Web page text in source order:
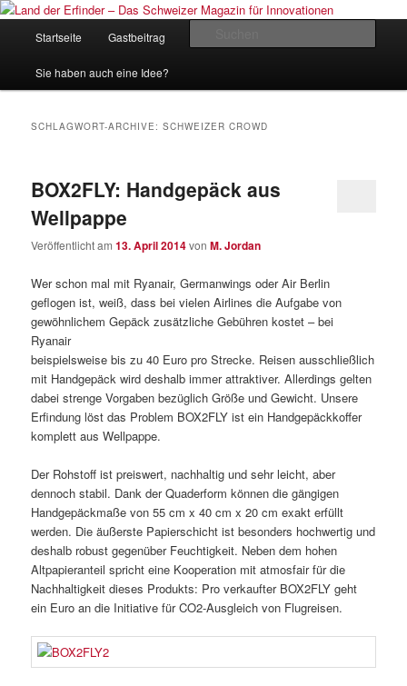
Zum
wechseln
Zum
wechselnLand der Erfinder – Das Schweizer
Startseite Gastbeitrag
Sie haben auch eine Idee?
SCHLAGWORT-ARCHIVE:SCHWEIZER CROWD
BOX2FLY: Handgepäck aus
Wellpappe
Veröffentlicht am13. April 2014vonM. Jordan
Wer schon mal mit Ryanair, Germanwings oder Air Berlin
geflogen ist, weiß, dass bei vielen Airlines die Aufgabe von
gewöhnlichem Gepäck zusätzliche Gebühren kostet – bei
Ryanair
beispielsweise bis zu 40 Euro pro Strecke. Reisen ausschließlich
mit Handgepäck wird deshalb immer attraktiver. Allerdings gelten
dabei strenge Vorgaben bezüglich Größe und Gewicht. Unsere
Erfindung löst das Problem BOX2FLY ist ein Handgepäckkoffer
komplett aus Wellpappe.
Der Rohstoff ist preiswert, nachhaltig und sehr leicht, aber
dennoch stabil. Dank der Quaderform können die gängigen
Handgepäckmaße von 55 cm x 40 cm x 20 cm exakt erfüllt
werden. Die äußerste Papierschicht ist besonders hochwertig und
deshalb robust gegenüber Feuchtigkeit. Neben dem hohen
Altpapieranteil spricht eine Kooperation mit atmosfair für die
Nachhaltigkeit dieses Produkts: Pro verkaufter BOX2FLY geht
ein Euro an die Initiative für CO2-Ausgleich von Flugreisen.